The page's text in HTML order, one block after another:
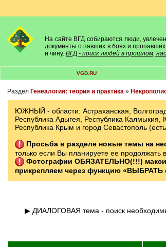
На сайте ВГД собираются люди,
документы о павших в боях и
и чину. ВГД - поиск людей в прошлом,
VGD.RU
Раздел Генеалогия: теория и практика»
ЮЖНЫЙ - области: Астраханская,
Республика Адыгея, Республика Калмыкия,
Республика Крым и город Севастополь
Просьба в разделе новые темы на
только если Вы планируете ее продолжать
Фотографии ОБЯЗАТЕЛЬНО(!!!)
прикрепляем через функцию
▶ ДИАЛОГОВАЯ тема - поиск необходимых документов, кладбищенских книг, сведений в них, а также поиск могил на кладбищах, сведений о ликвидированных кладбищах и т.п., отдельные